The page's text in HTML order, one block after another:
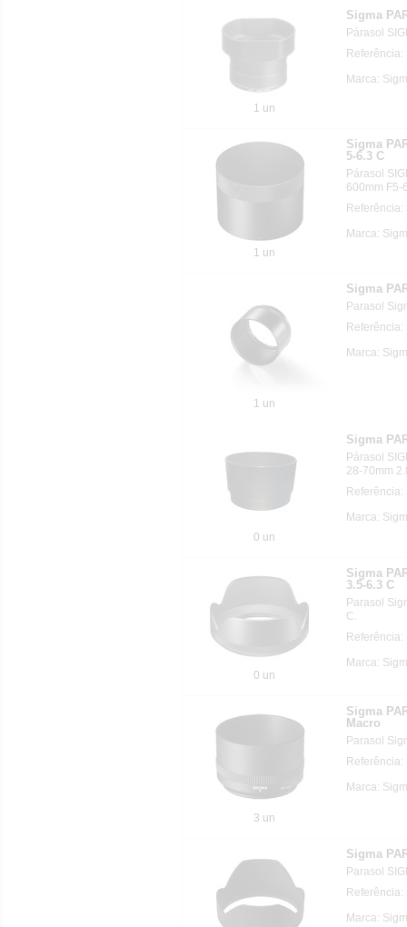
1 un
Sigma
Párasol
Referência:
Marca:
1 un
Sigma
5-6.3 C
Párasol
600mm F5-
Referência:
Marca:
1 un
Sigma
Parasol
Referência:
Marca:
0 un
Sigma
Párasol
28-70mm
Marca:
0 un
Sigma
3.5-6.3 C
Parasol
C.
Referência:
Marca:
3 un
Sigma
Macro
Parasol
Referência:
Marca:
Sigma
Parasol
Referência:
Marca: